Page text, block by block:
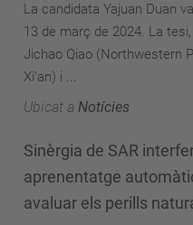
La candidata Yajuan Duan
13 de març de 2024. La
Jichao Qiao (Northwestern
Xi'an) i ...
Ubicat a Notícies
Sinèrgia de SAR
aprenentatge
avaluar els perills